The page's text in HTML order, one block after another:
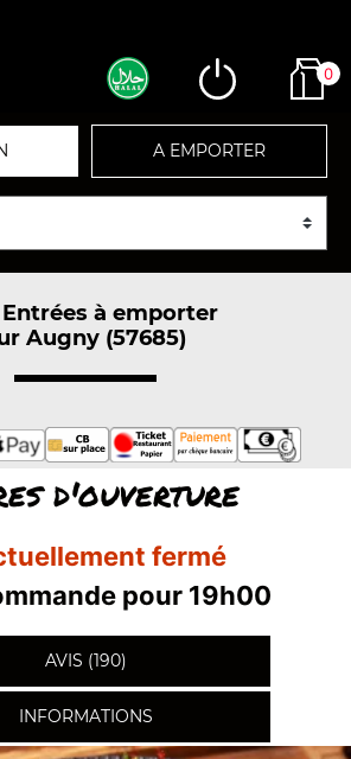
0
A EMPORTER
à emporter
Augny (57685)
d'ouverture
fermé
pour 19h00
AVIS (190)
INFORMATIONS